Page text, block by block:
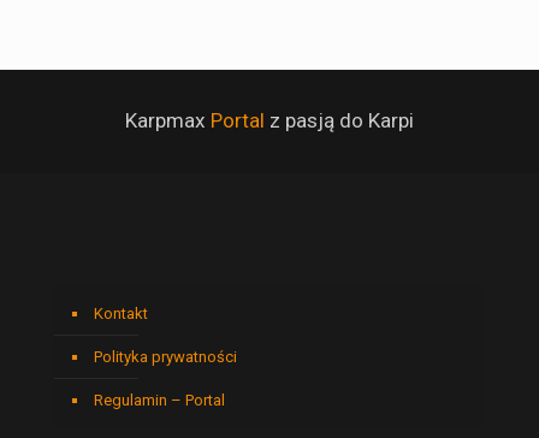
Karpmax Portal z pasją do Karpi
Kontakt
Polityka prywatności
Regulamin – Portal